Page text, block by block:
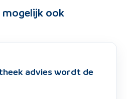
mogelijk ook
advies wordt de